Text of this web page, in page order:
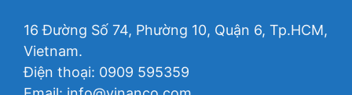
16 Đường Số 74, Phường 10, Quận 6, Tp.HCM,
Vietnam.
Điện thoại: 0909 595359